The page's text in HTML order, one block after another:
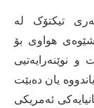
بەکارهێنەری تیکتۆک لە
هواوی بۆ
نوێنەرایەتیی
یان دەبێت
ئەمریکی